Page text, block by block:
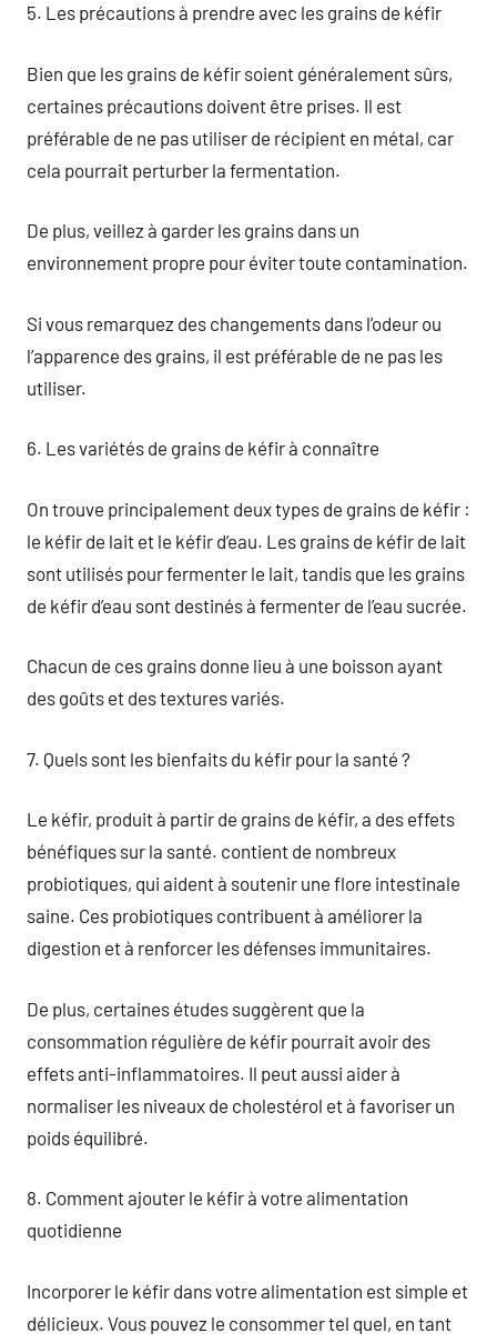
5. Les précautions à prendre avec les grains de kéfir
Bien que les grains de kéfir soient généralement sûrs,
certaines précautions doivent être prises. Il est
préférable de ne pas utiliser de récipient en métal, car
cela pourrait perturber la fermentation.
De plus, veillez à garder les grains dans un
environnement propre pour éviter toute contamination.
Si vous remarquez des changements dans l’odeur ou
l’apparence des grains, il est préférable de ne pas les
utiliser.
6. Les variétés de grains de kéfir à connaître
On trouve principalement deux types de grains de kéfir :
le kéfir de lait et le kéfir d’eau. Les grains de kéfir de lait
sont utilisés pour fermenter le lait, tandis que les grains
de kéfir d’eau sont destinés à fermenter de l’eau sucrée.
Chacun de ces grains donne lieu à une boisson ayant
des goûts et des textures variés.
7. Quels sont les bienfaits du kéfir pour la santé ?
Le kéfir, produit à partir de grains de kéfir, a des effets
bénéfiques sur la santé. contient de nombreux
probiotiques, qui aident à soutenir une flore intestinale
saine. Ces probiotiques contribuent à améliorer la
digestion et à renforcer les défenses immunitaires.
De plus, certaines études suggèrent que la
consommation régulière de kéfir pourrait avoir des
effets anti-inflammatoires. Il peut aussi aider à
normaliser les niveaux de cholestérol et à favoriser un
poids équilibré.
8. Comment ajouter le kéfir à votre alimentation
quotidienne
Incorporer le kéfir dans votre alimentation est simple et
délicieux. Vous pouvez le consommer tel quel, en tant